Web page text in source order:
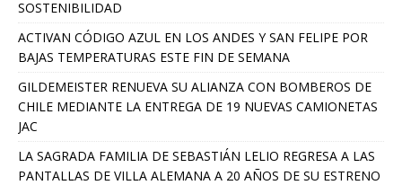
SOSTENIBILIDAD
ACTIVAN CÓDIGO AZUL EN LOS ANDES Y SAN FELIPE POR
BAJAS TEMPERATURAS ESTE FIN DE SEMANA
GILDEMEISTER RENUEVA SU ALIANZA CON BOMBEROS DE
CHILE MEDIANTE LA ENTREGA DE 19 NUEVAS CAMIONETAS
JAC
LA SAGRADA FAMILIA DE SEBASTIÁN LELIO REGRESA A LAS
PANTALLAS DE VILLA ALEMANA A 20 AÑOS DE SU ESTRENO